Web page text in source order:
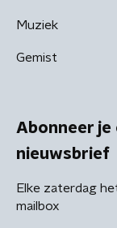
Muziek
Gemist
Abonneer je
nieuwsbrief
Elke zaterdag
mailbox